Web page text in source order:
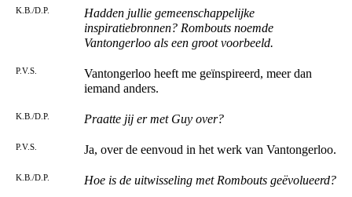
K.B./D.P.
Hadden jullie gemeenschappelijke
inspiratiebronnen? Rombouts noemde
Vantongerloo als een groot voorbeeld.
P.V.S.
Vantongerloo heeft me geïnspireerd, meer dan
iemand anders.
K.B./D.P. Praatte jij er met Guy over?
P.V.S. Ja, over de eenvoud in het werk van Vantongerloo.
K.B./D.P. Hoe is de uitwisseling met Rombouts geëvolueerd?